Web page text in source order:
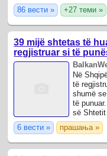
86 вести »
+27 теми »
39 mijë shtetas të
regjistruar si të
Në
të
shumë
të
së Shtetit
6 вести » прашања »